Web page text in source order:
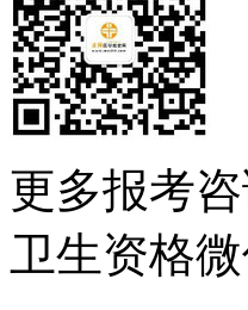
更多报考
卫生资格